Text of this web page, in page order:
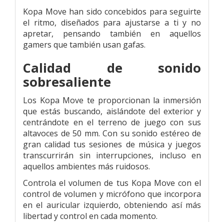
Kopa Move han sido concebidos para seguirte
el ritmo, diseñados para ajustarse a ti y no
apretar, pensando también en aquellos
gamers que también usan gafas.
Calidad de sonido
sobresaliente
Los Kopa Move te proporcionan la inmersión
que estás buscando, aislándote del exterior y
centrándote en el terreno de juego con sus
altavoces de 50 mm. Con su sonido estéreo de
gran calidad tus sesiones de música y juegos
transcurrirán sin interrupciones, incluso en
aquellos ambientes más ruidosos.
Controla el volumen de tus Kopa Move con el
control de volumen y micrófono que incorpora
en el auricular izquierdo, obteniendo así más
libertad y control en cada momento.